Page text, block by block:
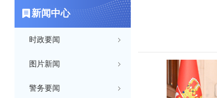
新闻中心
时政要闻
图片新闻
警务要闻